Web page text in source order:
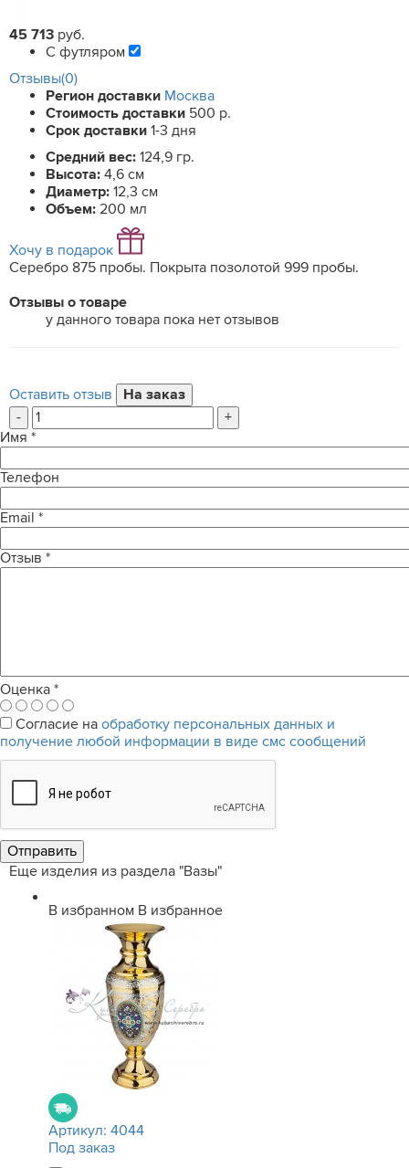
45 713 руб.
С футляром
Отзывы(0)
Регион доставки Москва
Стоимость доставки 500 р.
Срок доставки 1-3 дня
Средний вес: 124,9 гр.
Высота: 4,6 см
Диаметр: 12,3 см
Объем: 200 мл
Хочу в подарок
Серебро 875 пробы. Покрыта позолотой 999 пробы.
Отзывы о товаре
у данного товара пока нет отзывов
Оставить отзыв
-
+
Имя *
Телефон
Email *
Отзыв *
Оценка *
Согласие на обработку персональных данных и
получение любой информации в виде смс сообщений
Еще изделия из раздела "Вазы"
В избранном В избранное
Артикул: 4044
Под заказ